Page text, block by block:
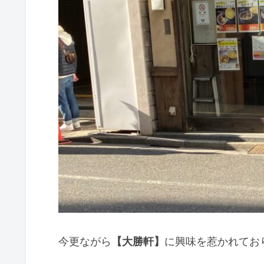
今更ながら 【大勝軒】 に興味を惹かれてお